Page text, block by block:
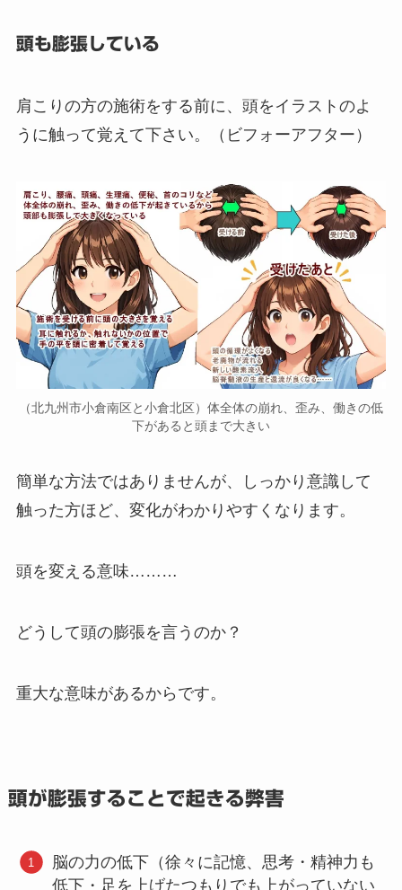
頭も膨張している
肩こりの方の施術をする前に、頭をイラストのよ
うに触って覚えて下さい。（ビフォーアフター）
（北九州市小倉南区と小倉北区）体全体の崩れ、歪み、働きの低
下があると頭まで大きい
簡単な方法ではありませんが、しっかり意識して
触った方ほど、変化がわかりやすくなります。
頭を変える意味………
どうして頭の膨張を言うのか？
重大な意味があるからです。
頭が膨張することで起きる弊害
脳の力の低下（徐々に記憶、思考・精神力も
低下・足を上げたつもりでも上がっていない